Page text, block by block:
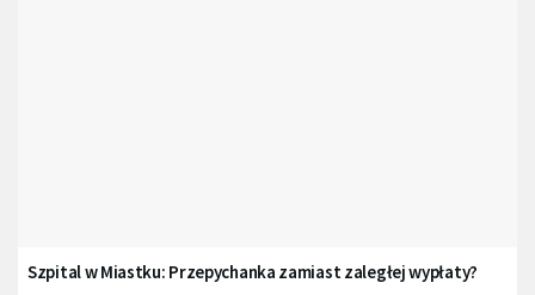
Szpital w Miastku: Przepychanka zamiast zaległej wypłaty?